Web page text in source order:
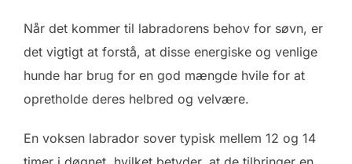
Når det kommer til labradorens behov for søvn, er
det vigtigt at forstå, at disse energiske og venlige
hunde har brug for en god mængde hvile for at
opretholde deres helbred og velvære.
En voksen labrador sover typisk mellem 12 og 14